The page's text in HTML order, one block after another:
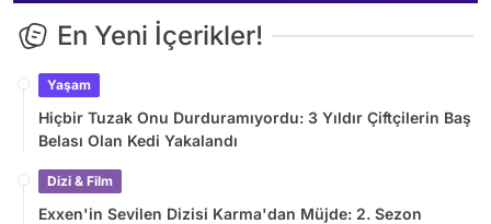
En Yeni İçerikler!
Yaşam
Hiçbir Tuzak Onu Durduramıyordu: 3 Yıldır Çiftçilerin Baş
Belası Olan Kedi Yakalandı
Dizi & Film
Exxen'in Sevilen Dizisi Karma'dan Müjde: 2. Sezon